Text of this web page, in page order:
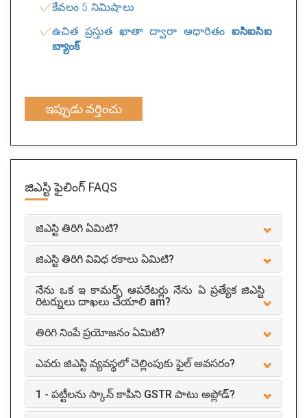
కేవలం 5 నిమిషాలు
ఉచిత ప్రస్తుత ఖాతా ద్వారా ఆధారితం ఐసిఐసిఐ
బ్యాంక్
ఇప్పుడు వర్తించు
జిఎస్టి ఫైలింగ్ FAQS
జిఎస్టి తిరిగి ఏమిటి?
జిఎస్టి తిరిగి వివిధ రకాలు ఏమిటి?
నేను ఒక ఇ కామర్స్ ఆపరేటర్లు నేను ఏ ప్రత్యేక జిఎస్టి
రిటర్నులు దాఖలు చేయాలి am?
తిరిగి నింపే ప్రయోజనం ఏమిటి?
ఎవరు జిఎస్టి వ్యవస్థలో చెల్లింపుకు ఫైల్ అవసరం?
1 - పట్టీలను స్కాన్ కాపీని GSTR పాటు అప్లోడ్?